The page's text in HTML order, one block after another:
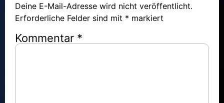
Deine E-Mail-Adresse wird nicht veröffentlicht.
Erforderliche Felder sind mit * markiert
Kommentar *